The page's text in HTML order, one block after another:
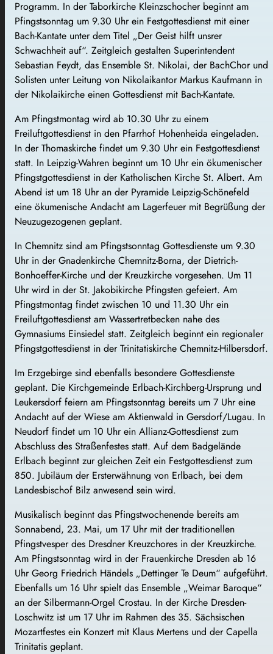
Programm. In der Taborkirche Kleinzschocher beginnt am
Pfingstsonntag um 9.30 Uhr ein Festgottesdienst mit einer
Bach-Kantate unter dem Titel „Der Geist hilft unsrer
Schwachheit auf“. Zeitgleich gestalten Superintendent
Sebastian Feydt, das Ensemble St. Nikolai, der BachChor und
Solisten unter Leitung von Nikolaikantor Markus Kaufmann in
der Nikolaikirche einen Gottesdienst mit Bach-Kantate.
Am Pfingstmontag wird ab 10.30 Uhr zu einem
Freiluftgottesdienst in den Pfarrhof Hohenheida eingeladen.
In der Thomaskirche findet um 9.30 Uhr ein Festgottesdienst
statt. In Leipzig-Wahren beginnt um 10 Uhr ein ökumenischer
Pfingstgottesdienst in der Katholischen Kirche St. Albert. Am
Abend ist um 18 Uhr an der Pyramide Leipzig-Schönefeld
eine ökumenische Andacht am Lagerfeuer mit Begrüßung der
Neuzugezogenen geplant.
In Chemnitz sind am Pfingstsonntag Gottesdienste um 9.30
Uhr in der Gnadenkirche Chemnitz-Borna, der Dietrich-
Bonhoeffer-Kirche und der Kreuzkirche vorgesehen. Um 11
Uhr wird in der St. Jakobikirche Pfingsten gefeiert. Am
Pfingstmontag findet zwischen 10 und 11.30 Uhr ein
Freiluftgottesdienst am Wassertretbecken nahe des
Gymnasiums Einsiedel statt. Zeitgleich beginnt ein regionaler
Pfingstgottesdienst in der Trinitatiskirche Chemnitz-Hilbersdorf.
Im Erzgebirge sind ebenfalls besondere Gottesdienste
geplant. Die Kirchgemeinde Erlbach-Kirchberg-Ursprung und
Leukersdorf feiern am Pfingstsonntag bereits um 7 Uhr eine
Andacht auf der Wiese am Aktienwald in Gersdorf/Lugau. In
Neudorf findet um 10 Uhr ein Allianz-Gottesdienst zum
Abschluss des Straßenfestes statt. Auf dem Badgelände
Erlbach beginnt zur gleichen Zeit ein Festgottesdienst zum
850. Jubiläum der Ersterwähnung von Erlbach, bei dem
Landesbischof Bilz anwesend sein wird.
Musikalisch beginnt das Pfingstwochenende bereits am
Sonnabend, 23. Mai, um 17 Uhr mit der traditionellen
Pfingstvesper des Dresdner Kreuzchores in der Kreuzkirche.
Am Pfingstsonntag wird in der Frauenkirche Dresden ab 16
Uhr Georg Friedrich Händels „Dettinger Te Deum“ aufgeführt.
Ebenfalls um 16 Uhr spielt das Ensemble „Weimar Baroque“
an der Silbermann-Orgel Crostau. In der Kirche Dresden-
Loschwitz ist um 17 Uhr im Rahmen des 35. Sächsischen
Mozartfestes ein Konzert mit Klaus Mertens und der Capella
Trinitatis geplant.